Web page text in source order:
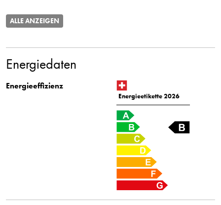
ALLE ANZEIGEN
Energiedaten
Energieeffizienz
Energieetikette 2026